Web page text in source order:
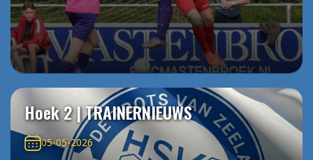
Hoek 2 | TRAINERNIEUWS
05-05-2026